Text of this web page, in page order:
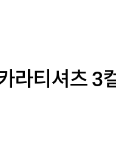
라티셔츠 3